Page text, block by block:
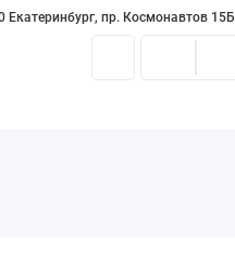
Екатеринбург, пр. Космонавтов 15Б